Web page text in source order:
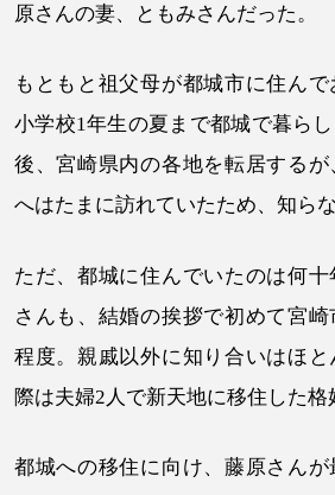
原さんの妻、ともみさんだった。
もともと祖父母が都城市に住ん
小学校1年生の夏まで都城で暮ら
後、宮崎県内の各地を転居する
へはたまに訪れていたため、知ら
ただ、都城に住んでいたのは何
さんも、結婚の挨拶で初めて宮
程度。親戚以外に知り合いはほ
際は夫婦2人で新天地に移住した格
都城への移住に向け、藤原さん